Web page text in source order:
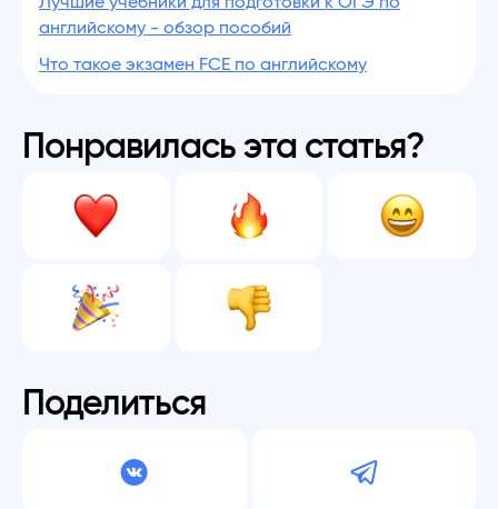
английскому - обзор пособий
Что такое экзамен FCE по английскому
Понравилась эта статья?
Поделиться